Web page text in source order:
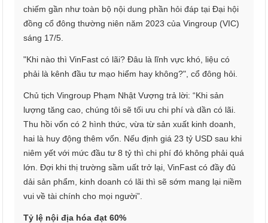
chiếm gần như toàn bộ nội dung phần hỏi đáp tại Đại hội
đồng cổ đông thường niên năm 2023 của Vingroup (VIC)
sáng 17/5.
"Khi nào thì VinFast có lãi? Đâu là lĩnh vực khó, liệu có
phải là kênh đầu tư mạo hiểm hay không?", cổ đông hỏi.
Chủ tịch Vingroup Phạm Nhật Vượng trả lời: “Khi sản
lượng tăng cao, chúng tôi sẽ tối ưu chi phí và dần có lãi.
Thu hồi vốn có 2 hình thức, vừa từ sản xuất kinh doanh,
hai là huy động thêm vốn. Nếu định giá 23 tỷ USD sau khi
niêm yết với mức đầu tư 8 tỷ thì chi phí đó không phải quá
lớn. Đợi khi thị trường sầm uất trở lại, VinFast có đầy đủ
dải sản phẩm, kinh doanh có lãi thì sẽ sớm mang lại niềm
vui về tài chính cho mọi người”.
Tỷ lệ nội địa hóa đạt 60%